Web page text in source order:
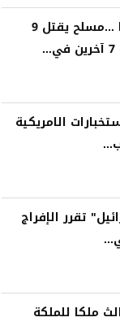
مجزرة في اميركا ...مسلح يقتل 9
الامريكية
تقرر الإفراج
ملكا للملكة